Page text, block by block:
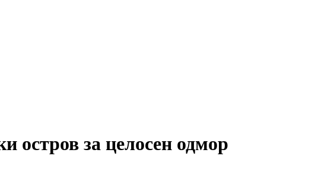
остров за целосен одмор